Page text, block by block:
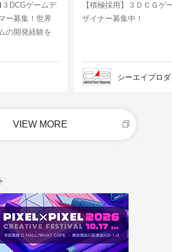
DCGゲームデ
ー募集！世界
の開発経験を
【積極採用】３ＤＣＧゲ
ザイナー募集中！
シーエイプロ
VIEW MORE